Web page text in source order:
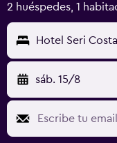
2 huéspedes, 1
Hotel Seri Costa
sáb. 15/8